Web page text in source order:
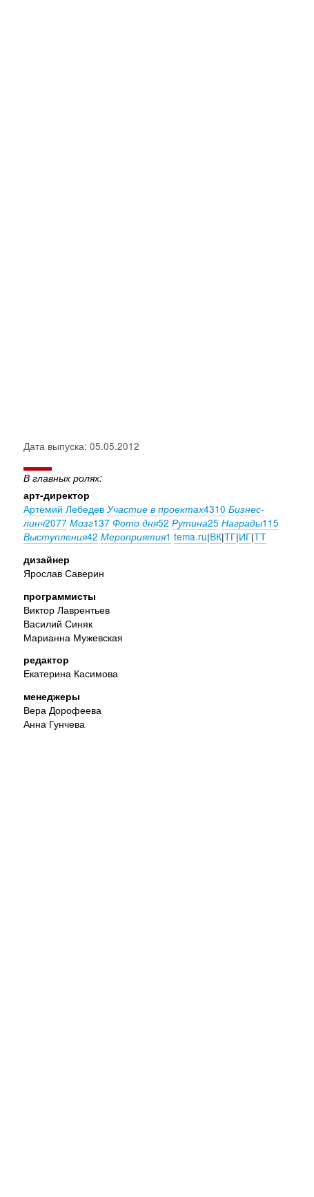
Дата выпуска: 05.05.2012
В главных ролях:
арт-директор
Артемий Лебедев Участие в проектах4310 Бизнес-
линч2077 Мозг137 Фото дня52 Рутина25 Награды115
Выступления42 Мероприятия1 tema.ru|ВК|ТГ|ИГ|ТТ
дизайнер
Ярослав Саверин
программисты
Виктор Лаврентьев
Василий Синяк
Марианна Мужевская
редактор
Екатерина Касимова
менеджеры
Вера Дорофеева
Анна Гунчева